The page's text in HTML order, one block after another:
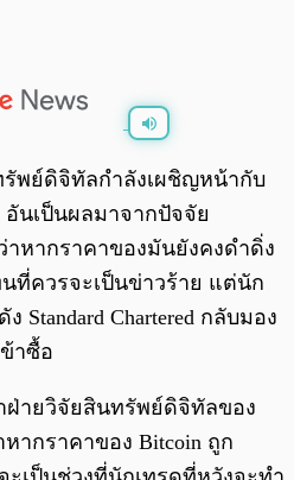
0:00 0:00
พย์ดิจิทัลกำลังเผชิญหน้ากับ
นเป็นผลมาจากปัจจัย
หากราคาของมันยังคงดำดิ่ง
นที่ควรจะเป็นข่าวร้าย แต่นัก
Standard Chartered กลับมอง
าซื้อ
ฝ่ายวิจัยสินทรัพย์ดิจิทัลของ
หากราคาของ Bitcoin ถูก